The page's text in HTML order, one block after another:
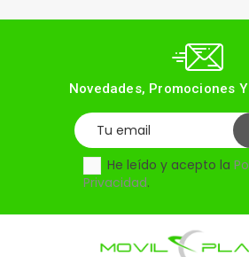
Novedades, Promociones
He leído y acepto la
Privacidad.